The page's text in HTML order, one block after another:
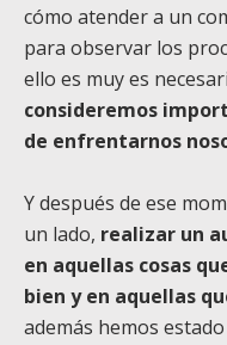
cómo atender a un
para observar los
ello es muy es
consideremos
de enfrentarnos
Y después de ese
un lado, realizar un
en aquellas cosas
bien y en aquellas
además hemos